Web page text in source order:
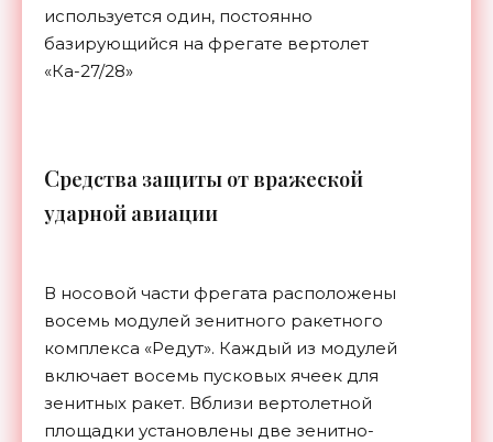
используется один, постоянно
базирующийся на фрегате вертолет
«Ка-27/28»
Средства защиты от вражеской
ударной авиации
В носовой части фрегата расположены
восемь модулей зенитного ракетного
комплекса «Редут». Каждый из модулей
включает восемь пусковых ячеек для
зенитных ракет. Вблизи вертолетной
площадки установлены две зенитно-